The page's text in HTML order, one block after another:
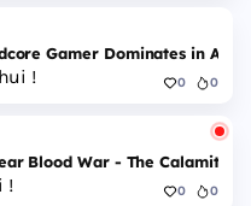
Gamer Dominates in
! 0 0
Blood War - The Calamity -
! 0 0